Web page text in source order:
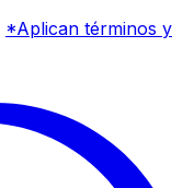
*Aplican términos y